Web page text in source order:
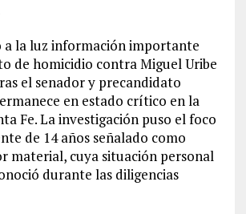
a la luz información importante
de homicidio contra Miguel Uribe
el senador y precandidato
en estado crítico en la
Fe. La investigación puso el foco
de 14 años señalado como
material, cuya situación personal
durante las diligencias